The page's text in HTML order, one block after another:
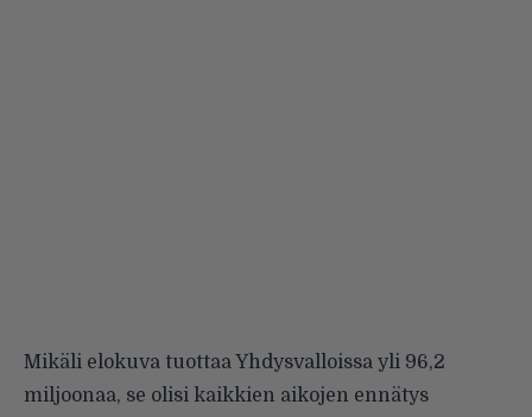
Mikäli elokuva tuottaa Yhdysvalloissa yli 96,2
miljoonaa, se olisi kaikkien aikojen ennätys